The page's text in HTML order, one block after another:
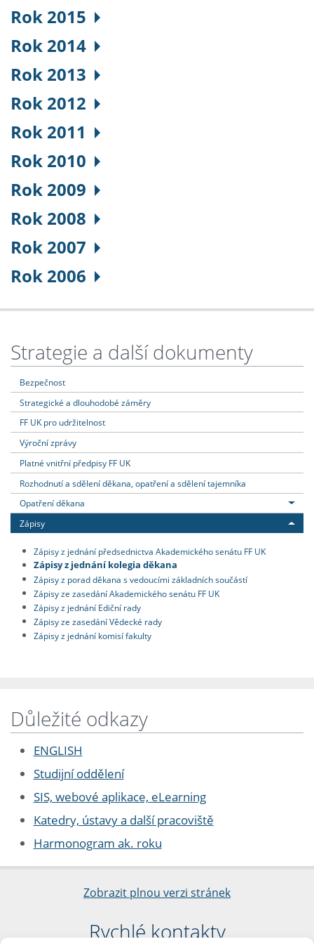
Rok 2015
Rok 2014
Rok 2013
Rok 2012
Rok 2011
Rok 2010
Rok 2009
Rok 2008
Rok 2007
Rok 2006
Strategie a další dokumenty
Bezpečnost
Strategické a dlouhodobé záměry
FF UK pro udržitelnost
Výroční zprávy
Platné vnitřní předpisy FF UK
Rozhodnutí a sdělení děkana, opatření a sdělení tajemníka
Opatření děkana
Zápisy
Zápisy z jednání předsednictva Akademického senátu FF UK
Zápisy z jednání kolegia děkana
Zápisy z porad děkana s vedoucími základních součástí
Zápisy ze zasedání Akademického senátu FF UK
Zápisy z jednání Ediční rady
Zápisy ze zasedání Vědecké rady
Zápisy z jednání komisí fakulty
Důležité odkazy
ENGLISH
Studijní oddělení
SIS, webové aplikace, eLearning
Katedry, ústavy a další pracoviště
Harmonogram ak. roku
Zobrazit plnou verzi stránek
Rychlé kontakty